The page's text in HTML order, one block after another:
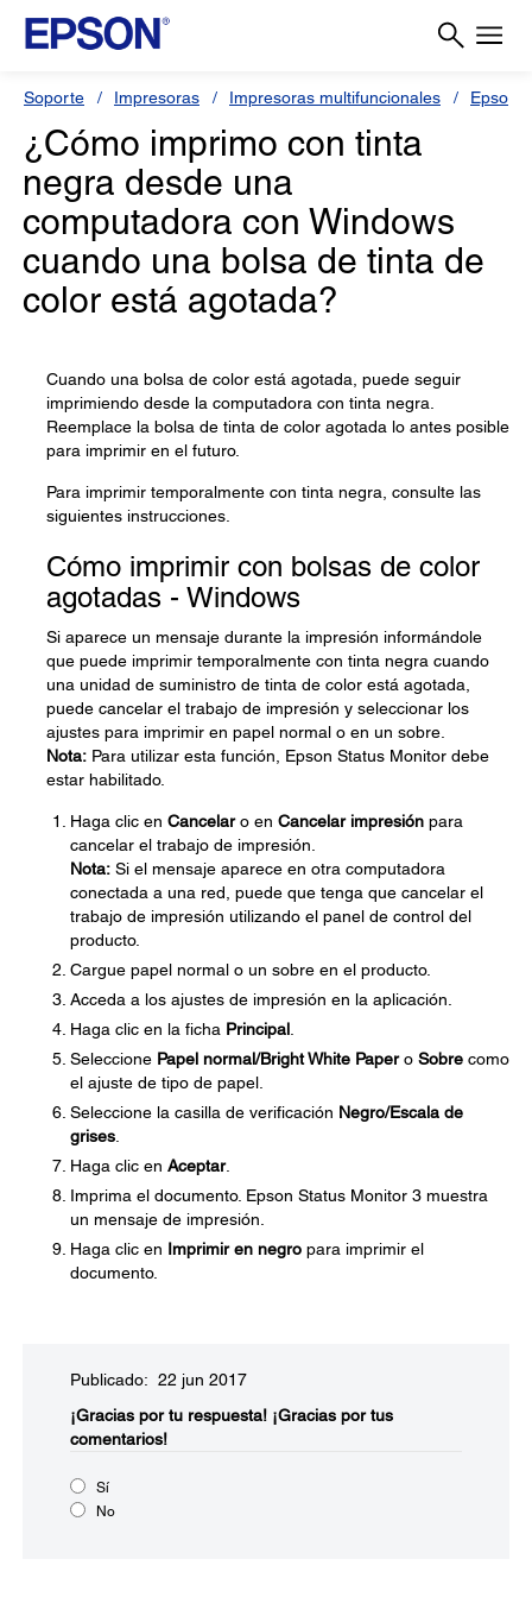
Soporte Impresoras Impresoras multifuncionales Epson
¿Cómo imprimo con tinta
negra desde una
computadora con Windows
cuando una bolsa de tinta de
color está agotada?
Cuando una bolsa de color está agotada, puede seguir
imprimiendo desde la computadora con tinta negra.
Reemplace la bolsa de tinta de color agotada lo antes posible
para imprimir en el futuro.
Para imprimir temporalmente con tinta negra, consulte las
siguientes instrucciones.
Cómo imprimir con bolsas de color
agotadas - Windows
Si aparece un mensaje durante la impresión informándole
que puede imprimir temporalmente con tinta negra cuando
una unidad de suministro de tinta de color está agotada,
puede cancelar el trabajo de impresión y seleccionar los
ajustes para imprimir en papel normal o en un sobre.
Nota: Para utilizar esta función, Epson Status Monitor debe
estar habilitado.
Haga clic en Cancelaro en Cancelar impresión para
cancelar el trabajo de impresión.
Nota: Si el mensaje aparece en otra computadora
conectada a una red, puede que tenga que cancelar el
trabajo de impresión utilizando el panel de control del
producto.
Cargue papel normal o un sobre en el producto.
Acceda a los ajustes de impresión en la aplicación.
Haga clic en la ficha Principal
Seleccione Papel normal/Bright White Papero Sobre como
el ajuste de tipo de papel.
Seleccione la casilla de verificación Negro/Escala de
grises
Haga clic en Aceptar.
Imprima el documento. Epson Status Monitor 3 muestra
un mensaje de impresión.
Haga clic en Imprimir en negro para imprimir el
documento.
Publicado: 22 jun 2017
¡Gracias por tu respuesta! ¡Gracias por tus
comentarios!
Sí
No